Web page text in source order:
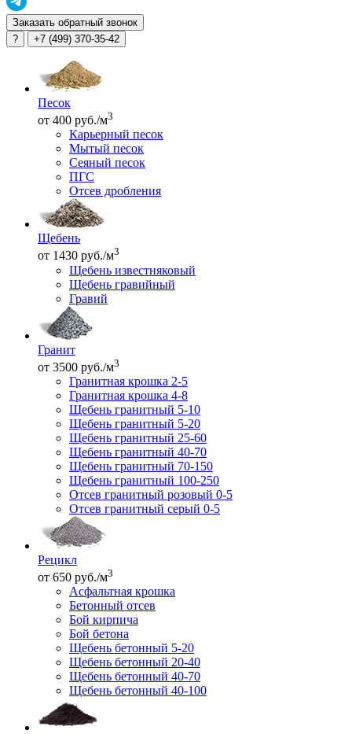
Заказать обратный звонок
?
+7 (499) 370-35-42
Песок
от 400 руб./м3
Карьерный песок
Мытый песок
Сеяный песок
ПГС
Отсев дробления
Щебень
от 1430 руб./м3
Щебень известняковый
Щебень гравийный
Гравий
Гранит
от 3500 руб./м3
Гранитная крошка 2-5
Гранитная крошка 4-8
Щебень гранитный 5-10
Щебень гранитный 5-20
Щебень гранитный 25-60
Щебень гранитный 40-70
Щебень гранитный 70-150
Щебень гранитный 100-250
Отсев гранитный розовый 0-5
Отсев гранитный серый 0-5
Рецикл
от 650 руб./м3
Асфальтная крошка
Бетонный отсев
Бой кирпича
Бой бетона
Щебень бетонный 5-20
Щебень бетонный 20-40
Щебень бетонный 40-70
Щебень бетонный 40-100